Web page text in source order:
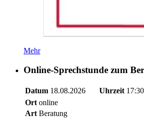
Mehr
Online-Sprechstunde zum
Datum 18.08.2026 Uhrzeit
Ort online
Art Beratung